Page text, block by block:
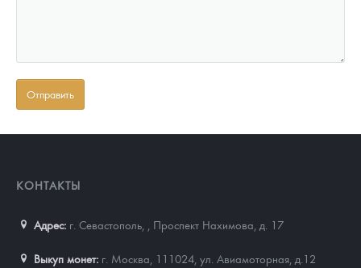
КОНТАКТЫ
Адрес: г. Севастополь, Проспект Нахимова, д. 17
Выкуп монет: г. Москва, 111024, ул. Авиамоторная, д.12